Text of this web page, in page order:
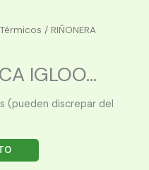
/ RIÑONERA
IGLOO...
(pueden discrepar del